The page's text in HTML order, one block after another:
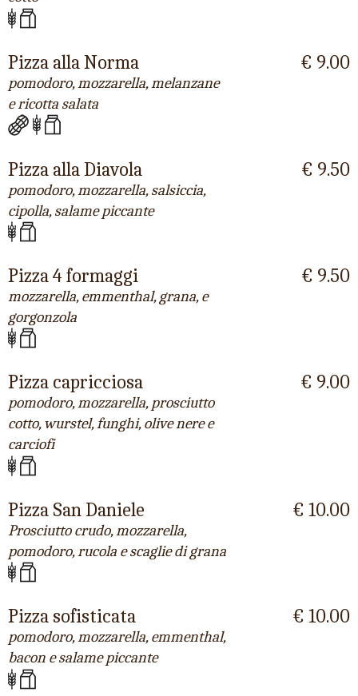
Pizza alla Norma
pomodoro, mozzarella, melanzane
e ricotta salata
€ 9.00
Pizza alla Diavola
pomodoro, mozzarella, salsiccia,
cipolla, salame piccante
€ 9.50
Pizza 4 formaggi
mozzarella, emmenthal, grana, e
gorgonzola
€ 9.50
Pizza capricciosa
pomodoro, mozzarella, prosciutto
cotto, wurstel, funghi, olive nere e
carciofi
€ 9.00
Pizza San Daniele
Prosciutto crudo, mozzarella,
pomodoro, rucola e scaglie di grana
€ 10.00
Pizza sofisticata
pomodoro, mozzarella, emmenthal,
bacon e salame piccante
€ 10.00